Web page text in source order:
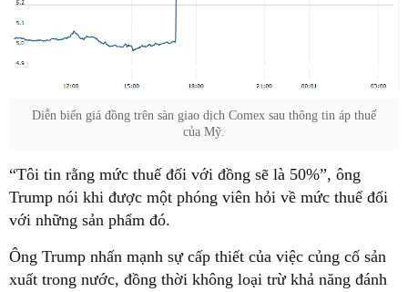
Diễn biến giá đồng trên sàn giao dịch Comex sau thông tin áp thuế
của Mỹ.
“Tôi tin rằng mức thuế đối với đồng sẽ là 50%”, ông
Trump nói khi được một phóng viên hỏi về mức thuế đối
với những sản phẩm đó.
Ông Trump nhấn mạnh sự cấp thiết của việc củng cố sản
xuất trong nước, đồng thời không loại trừ khả năng đánh